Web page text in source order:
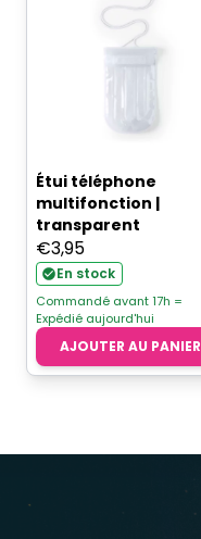
Étui téléphone
multifonction |
transparent
€3,95
En stock
Commandé avant 17h =
Expédié aujourd'hui
AJOUTER AU PANIER